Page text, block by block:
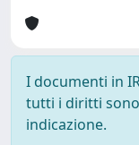
I documenti in
tutti i diritti
indicazione.